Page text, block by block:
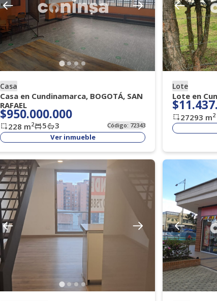
Casa
Casa en Cundinamarca, BOGOTÁ, SAN
RAFAEL
$950.000.000
228 m2 5 3 Código: 72343
Ver inmueble
Lote
Lote en
27293 m2